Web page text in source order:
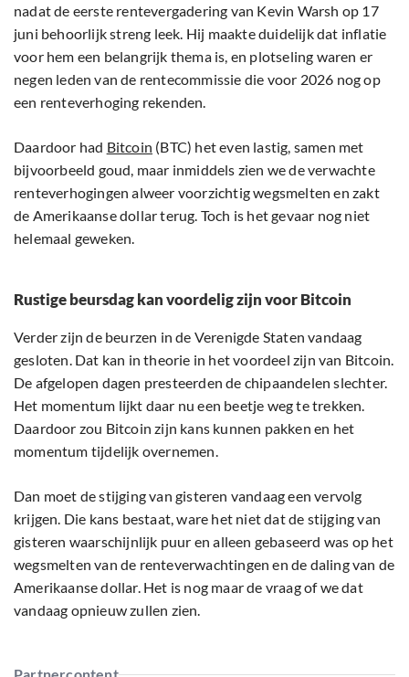
nadat de eerste rentevergadering van Kevin Warsh op 17
juni behoorlijk streng leek. Hij maakte duidelijk dat inflatie
voor hem een belangrijk thema is, en plotseling waren er
negen leden van de rentecommissie die voor 2026 nog op
een renteverhoging rekenden.
Daardoor had Bitcoin (BTC) het even lastig, samen met
bijvoorbeeld goud, maar inmiddels zien we de verwachte
renteverhogingen alweer voorzichtig wegsmelten en zakt
de Amerikaanse dollar terug. Toch is het gevaar nog niet
helemaal geweken.
Rustige beursdag kan voordelig zijn voor Bitcoin
Verder zijn de beurzen in de Verenigde Staten vandaag
gesloten. Dat kan in theorie in het voordeel zijn van Bitcoin.
De afgelopen dagen presteerden de chipaandelen slechter.
Het momentum lijkt daar nu een beetje weg te trekken.
Daardoor zou Bitcoin zijn kans kunnen pakken en het
momentum tijdelijk overnemen.
Dan moet de stijging van gisteren vandaag een vervolg
krijgen. Die kans bestaat, ware het niet dat de stijging van
gisteren waarschijnlijk puur en alleen gebaseerd was op het
wegsmelten van de renteverwachtingen en de daling van de
Amerikaanse dollar. Het is nog maar de vraag of we dat
vandaag opnieuw zullen zien.
Partnercontent